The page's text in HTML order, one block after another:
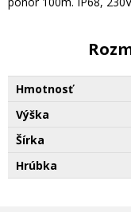
Hmotnosť
Výška
Šírka
Hrúbka